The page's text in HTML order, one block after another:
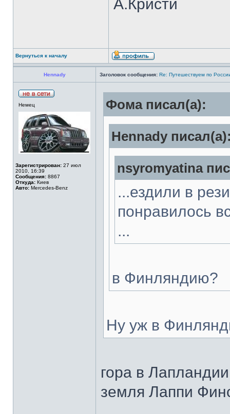
А.Кристи
Вернуться к началу
Hennady Заголовок сообщения: Re: Путешествуем по
Немец
Зарегистрирован: 27 июл
2010, 16:39
Сообщения: 8867
Откуда: Киев
Авто: Mercedes-Benz
Фома писал(а):
Hennady
nsyromyatina
...ездили в
понравилось
...
в Финляндию?
Ну уж в
гора в
земля Лаппи